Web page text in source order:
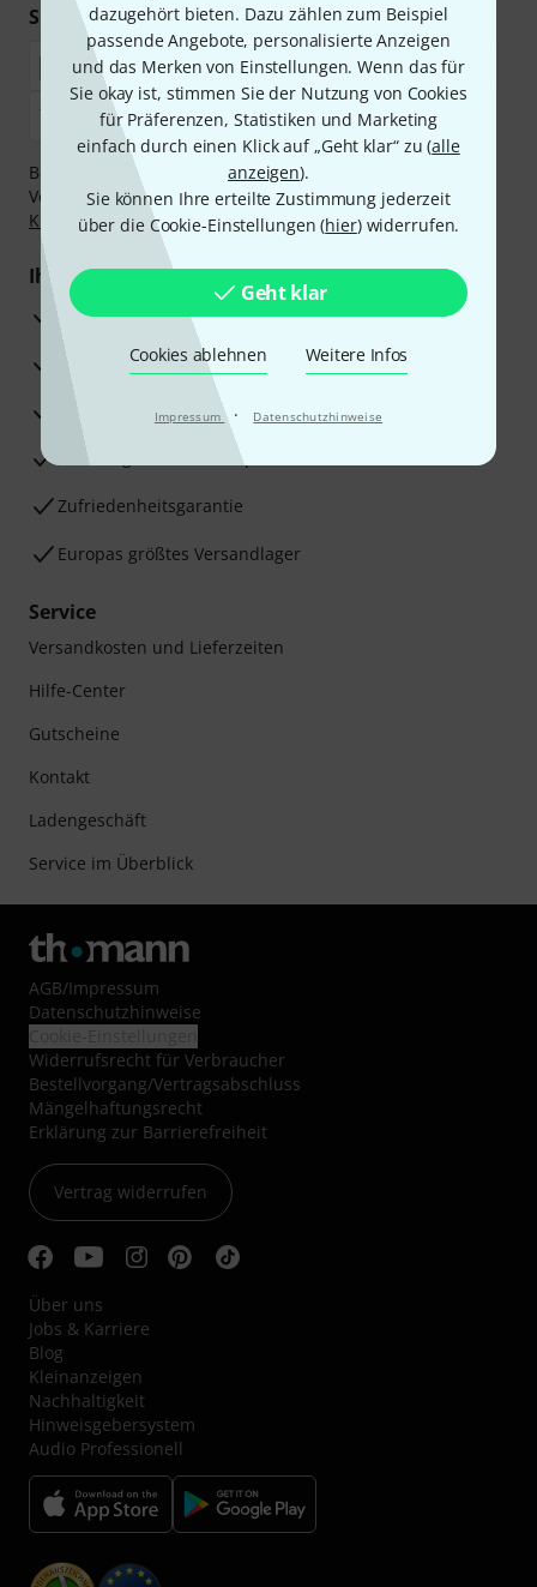
dazugehört bieten. Dazu zählen zum Beispiel
passende Angebote, personalisierte Anzeigen
und das Merken von Einstellungen. Wenn das für
Sie okay ist, stimmen Sie der Nutzung von Cookies
für Präferenzen, Statistiken und Marketing
einfach durch einen Klick auf „Geht klar“ zu (alle
anzeigen).
Sie können Ihre erteilte Zustimmung jederzeit
über die Cookie-Einstellungen (hier) widerrufen.
Geht klar
Cookies ablehnen Weitere Infos
Impressum · Datenschutzhinweise
Sicher einkaufen & bezahlen
Bezahlen Sie vertraulich und sicher per Nachnahme,
Vorkasse, PayPal, Amazon Pay,Klarna Sofort bezahlen
Klarna Ratenzahlungoder Kreditkarte.
Ihre Vorteile
3 Jahre Thomann Garantie
30 Tage Money-Back-Garantie
Reparaturservice
Beratung durch Fachexperten
Zufriedenheitsgarantie
Europas größtes Versandlager
Service
Versandkosten und Lieferzeiten
Hilfe-Center
Gutscheine
Kontakt
Ladengeschäft
Service im Überblick
AGB/Impressum
Datenschutzhinweise
Widerrufsrecht für Verbraucher
Bestellvorgang/Vertragsabschluss
Mängelhaftungsrecht
Erklärung zur Barrierefreiheit
Vertrag widerrufen
Über uns
Jobs & Karriere
Blog
Kleinanzeigen
Nachhaltigkeit
Hinweisgebersystem
Audio Professionell